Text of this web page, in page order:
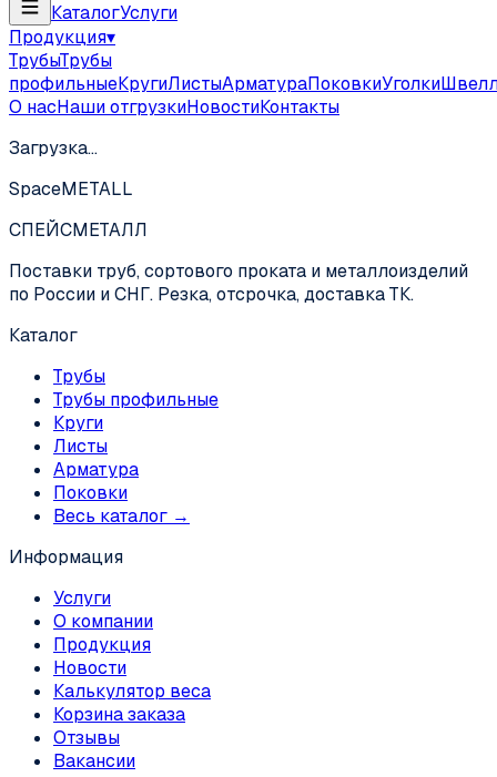
КаталогУслуги
Продукция▾
ТрубыТрубы
профильныеКругиЛистыАрматураПоковкиУголки
О насНаши отгрузкиНовостиКонтакты
Загрузка…
SpaceMETALL
СПЕЙСМЕТАЛЛ
Поставки труб, сортового проката и металлоизделий
по России и СНГ. Резка, отсрочка, доставка ТК.
Каталог
Трубы
Трубы профильные
Круги
Листы
Арматура
Поковки
Весь каталог →
Информация
Услуги
О компании
Продукция
Новости
Калькулятор веса
Корзина заказа
Отзывы
Вакансии